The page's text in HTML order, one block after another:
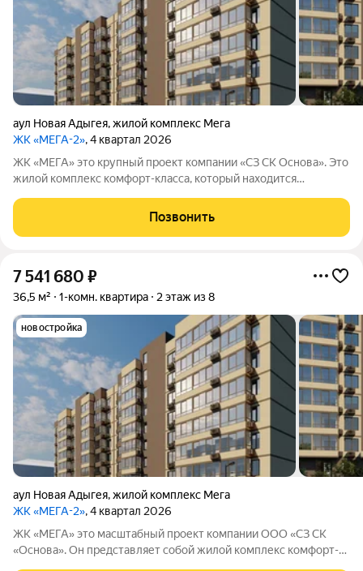
аул Новая Адыгея,жилой комплекс Мега
ЖК «МЕГА-2», 4 квартал 2026
ЖК «МЕГА» это крупный проект компании «СЗ СК Основа». Это
жилой комплекс комфорт-класса, который находится
Позвонить
7 541 680 ₽
36,5 м² 1-комн. квартира 2 этаж из 8
новостройка
аул Новая Адыгея,жилой комплекс Мега
ЖК «МЕГА-2», 4 квартал 2026
ЖК «МЕГА» это масштабный проект компании ООО «СЗ СК
«Основа». Он представляет собой жилой комплекс комфорт-